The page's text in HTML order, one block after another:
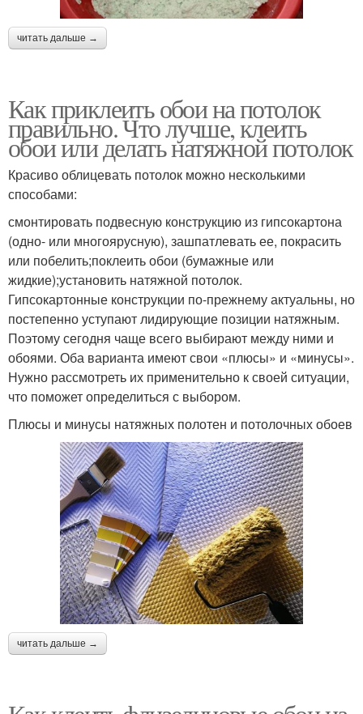
читать дальше →
Как приклеить обои на потолок
правильно. Что лучше, клеить
обои или делать натяжной потолок
Красиво облицевать потолок можно несколькими
способами:
смонтировать подвесную конструкцию из гипсокартона
(одно- или многоярусную), зашпатлевать ее, покрасить
или побелить;поклеить обои (бумажные или
жидкие);установить натяжной потолок.
Гипсокартонные конструкции по-прежнему актуальны, но
постепенно уступают лидирующие позиции натяжным.
Поэтому сегодня чаще всего выбирают между ними и
обоями. Оба варианта имеют свои «плюсы» и «минусы».
Нужно рассмотреть их применительно к своей ситуации,
что поможет определиться с выбором.
Плюсы и минусы натяжных полотен и потолочных обоев
читать дальше →